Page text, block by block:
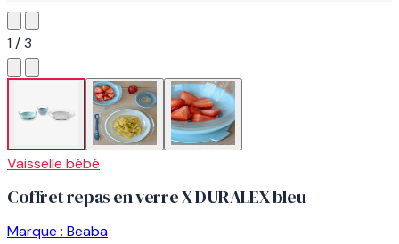
1 / 3
Vaisselle bébé
Coffret repas en verre X DURALEX bleu
Marque : Beaba